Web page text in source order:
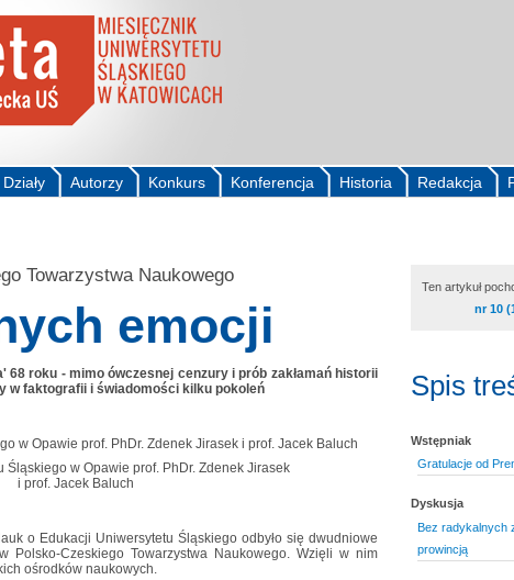
Redakcja
Historia
Konferencja
Konkurs
Autorzy
Działy
Towarzystwa Naukowego
emocji
roku - mimo ówczesnej cenzury i prób zakłamań historii
w faktografii i świadomości kilku pokoleń
Śląskiego w Opawie prof. PhDr. Zdenek Jirasek
i prof. Jacek Baluch
o Edukacji Uniwersytetu Śląskiego odbyło się dwudniowe
Polsko-Czeskiego Towarzystwa Naukowego. Wzięli w nim
ośrodków naukowych.
Ten artykuł
nr 10
Spis
Wstępniak
Gratulacje od
Dyskusja
Bez radykalnych
prowincją